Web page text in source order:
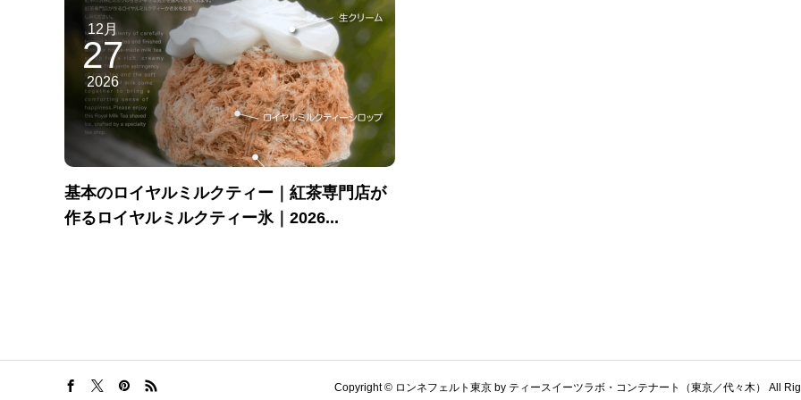
12月
27
2026
基本のロイヤルミルクティー｜紅茶専門店が
作るロイヤルミルクティー氷｜2026...
Copyright © ロンネフェルト東京 by ティースイーツラボ・コンテナート（東京／代々木） All